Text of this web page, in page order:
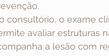
consultório, o exame
avaliar estruturas
a lesão com